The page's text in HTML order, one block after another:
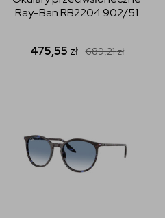
Ray-Ban RB2204 902/51
475,55 zł 689,21zł